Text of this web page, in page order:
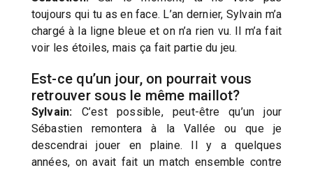
toujours qui tu as en face. L’an dernier, Sylvain m’a
chargé à la ligne bleue et on n’a rien vu. Il m’a fait
voir les étoiles, mais ça fait partie du jeu.
Est-ce qu’un jour, on pourrait vous
retrouver sous le même maillot?
Sylvain: C’est possible, peut-être qu’un jour
Sébastien remontera à la Vallée ou que je
descendrai jouer en plaine. Il y a quelques
années, on avait fait un match ensemble contre